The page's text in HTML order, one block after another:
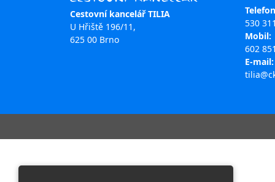
Cestovní kancelář TILIA
U Hřiště 196/11,
625 00 Brno
530
Mobil:
602
E-mail: